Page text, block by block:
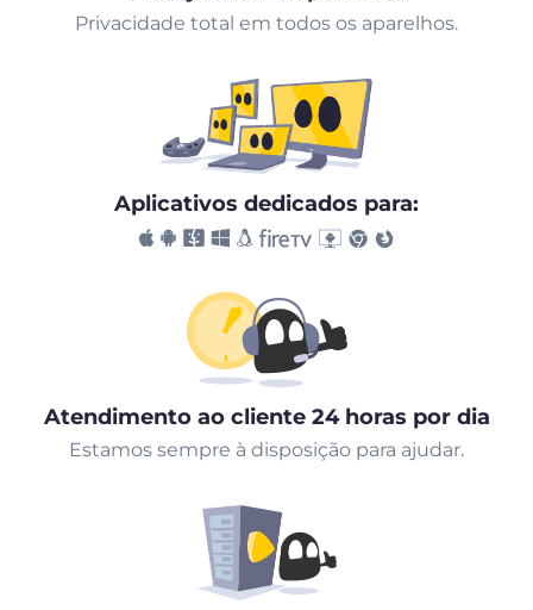
Privacidade total em todos os aparelhos.
Aplicativos dedicados para:
Atendimento ao cliente 24 horas por dia
Estamos sempre à disposição para ajudar.